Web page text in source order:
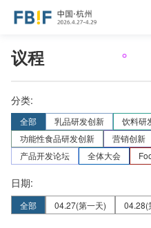
议程
分类:
全部 乳品研发创新 饮料研
功能性食品研发创新
营销创新
产品开发论坛
全体大会
日期:
全部 04.27(第一天) 04.28(